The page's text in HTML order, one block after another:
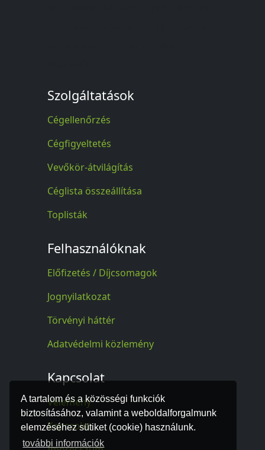
A tartalom és a közösségi funkciók
biztosításához, valamint a weboldalforgalmunk
elemzéséhez sütiket (cookie) használunk.
további információk
Szolgáltatások
Cégellenőrzés
Cégfigyeltetés
Vevőkör-átvilágítás
Céglista összeállítása
Toplisták
Felhasználóknak
Előfizetés / Díjcsomagok
Jognyilatkozat
Törvényi háttér
Adatvédelmi közlemény
Kapcsolat
Vélemény
Kapcsolat